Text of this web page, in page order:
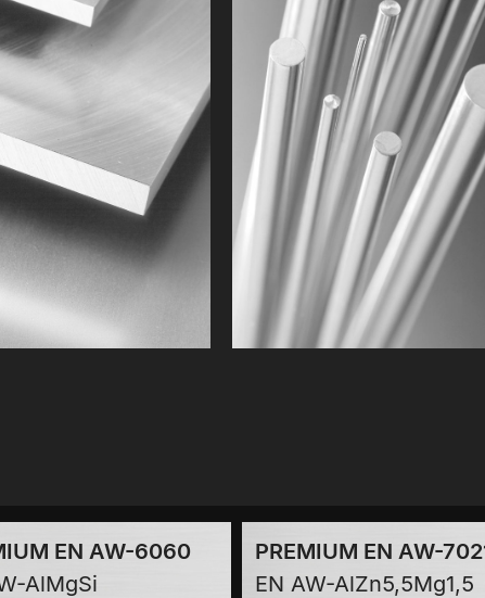
EN AW-6060
AlMgSi
PREMIUM EN AW-
EN AW-AlZn5,5Mg1,5